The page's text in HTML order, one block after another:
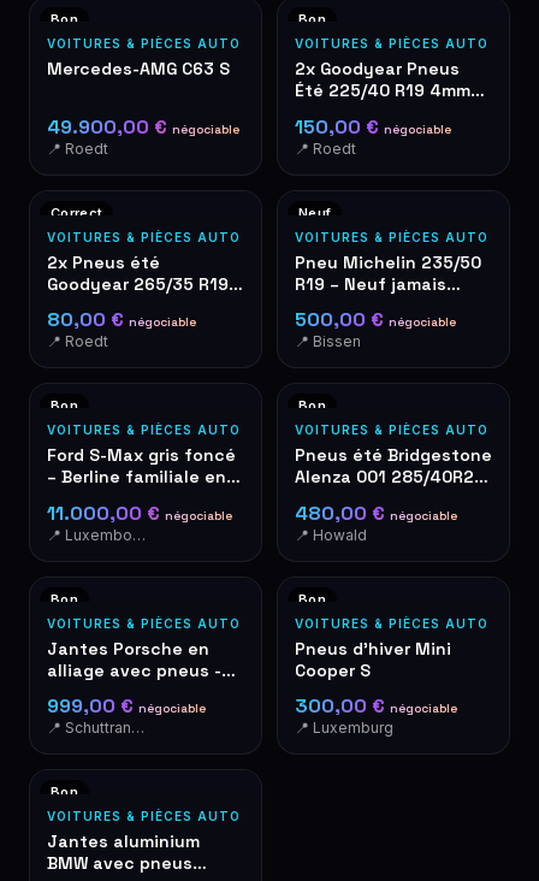
Bon
VOITURES & PIÈCES AUTO
Mercedes-AMG C63 S
49.900,00 € négociable
📍 Roedt
Bon
VOITURES & PIÈCES AUTO
2x Goodyear Pneus
Été 225/40 R19 4mm
150,00 € négociable
📍 Roedt
Correct
VOITURES & PIÈCES AUTO
2x Pneus été
Goodyear 265/35 R19 –
80,00 € négociable
📍 Roedt
Neuf
VOITURES & PIÈCES AUTO
Pneu Michelin 235/50
R19 – Neuf jamais
500,00 € négociable
📍 Bissen
Bon
VOITURES & PIÈCES AUTO
Ford S-Max gris foncé
– Berline familiale en
11.000,00 € négociable
📍 Luxembourg
Bon
VOITURES & PIÈCES AUTO
Pneus été Bridgestone
Alenza 001 285/40R21
480,00 € négociable
📍 Howald
Bon
VOITURES & PIÈCES AUTO
Jantes Porsche en
alliage avec pneus -
999,00 € négociable
📍 Schuttrange
Bon
VOITURES & PIÈCES AUTO
Pneus d'hiver Mini
Cooper S
300,00 € négociable
📍 Luxemburg
Bon
VOITURES & PIÈCES AUTO
Jantes aluminium
BMW avec pneus